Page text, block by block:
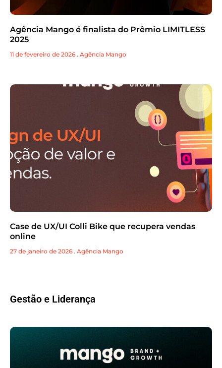
Agência Mango é finalista do Prêmio LIMITLESS
2025
11 de fevereiro de 2026 . Agência Mango
Case de UX/UI Colli Bike que recupera vendas
online
27 de janeiro de 2026 . Agência Mango
Gestão e Liderança